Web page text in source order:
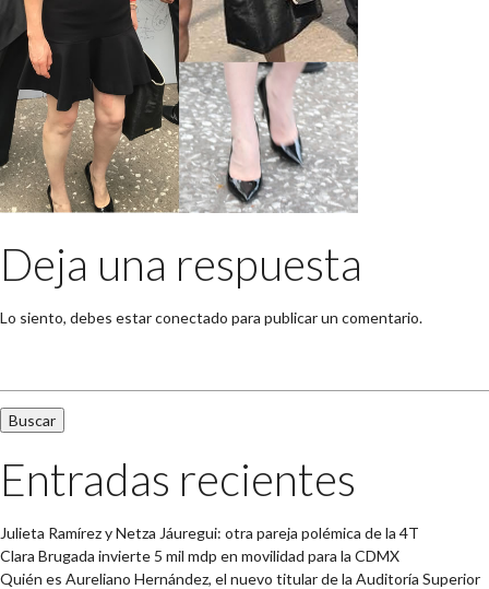
Deja una respuesta
Lo siento, debes estarconectado para publicar un comentario.
Entradas recientes
Julieta Ramírez y Netza Jáuregui: otra pareja polémica de la 4T
Clara Brugada invierte 5 mil mdp en movilidad para la CDMX
Quién es Aureliano Hernández, el nuevo titular de la Auditoría Superior